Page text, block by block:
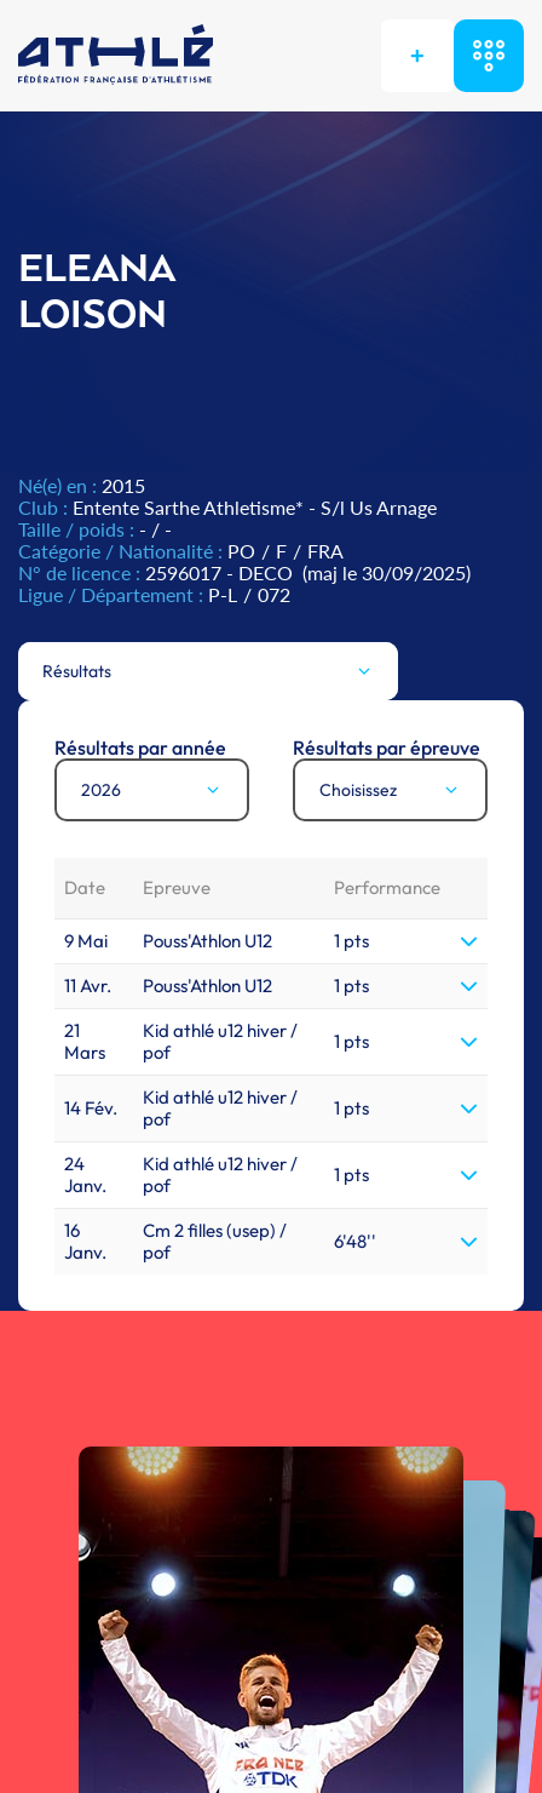
+
ELEANA
LOISON
Né(e) en : 2015
Club : Entente Sarthe Athletisme* - S/l Us Arnage
Taille / poids : - / -
Catégorie / Nationalité : PO / F / FRA
N° de licence : 2596017 - DECO (maj le 30/09/2025)
Ligue / Département : P-L / 072
Résultats
Résultats par année
2026
Résultats par épreuve
Choisissez
Date Epreuve Performance
9 Mai Pouss'Athlon U12
1 pts
11 Avr.
Pouss'Athlon U12
1 pts
21
Mars
Kid athlé u12 hiver /
pof
1 pts
14 Fév.
Kid athlé u12 hiver /
pof
1 pts
24
Janv.
Kid athlé u12 hiver /
pof
1 pts
16
Janv.
Cm 2 filles (usep) /
pof
6'48''